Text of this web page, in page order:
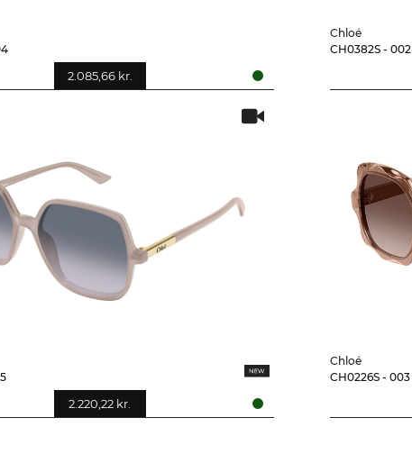
2.085,66 kr.
Chloé
CH0382S - 002
2.220,22 kr.
Chloé
CH0226S - 003